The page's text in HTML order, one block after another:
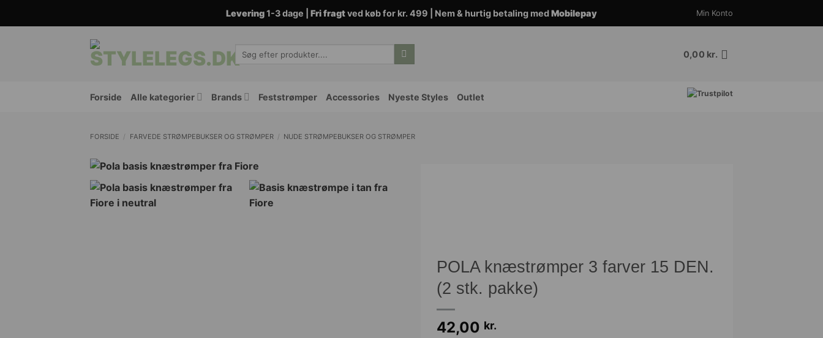
Levering1-3 dage | Fri fragtved køb for kr. 499 | Nem & hurtig betaling medMobilepay Min Konto
efter:
0,00 kr.
Forside Alle kategorier Brands Feststrømper Accessories Nyeste Styles Outlet
FORSIDE / FARVEDE STRØMPEBUKSER OG STRØMPER / NUDE STRØMPEBUKSER OG STRØMPER
POLA knæstrømper 3 farver 15 DEN.
(2 stk. pakke)
42,00 kr.